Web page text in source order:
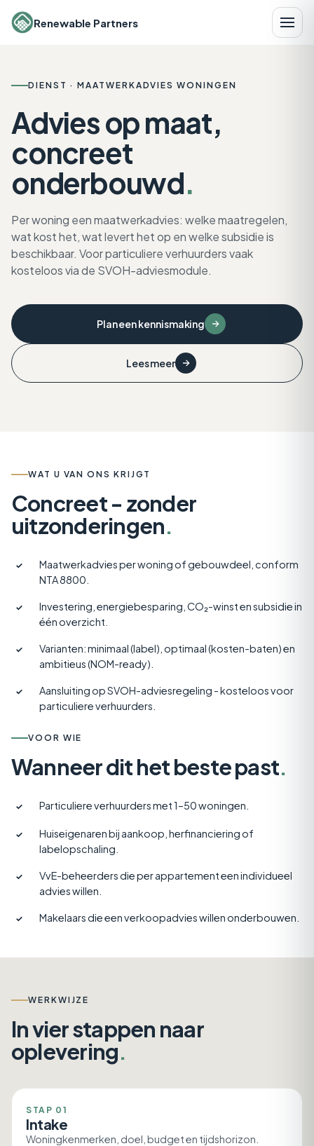
Renewable Partners
DIENST · MAATWERKADVIES WONINGEN
Advies op maat,
concreet
onderbouwd.
Per woning een maatwerkadvies: welke maatregelen,
wat kost het, wat levert het op en welke subsidie is
beschikbaar. Voor particuliere verhuurders vaak
kosteloos via de SVOH-adviesmodule.
Plan een kennismaking
Lees meer
SVOH-adviesmodule.
CO₂
WAT U VAN ONS KRIJGT
Concreet - zonder
uitzonderingen.
✓
Maatwerkadvies per woning of gebouwdeel, conform
NTA 8800.
✓
Investering, energiebesparing, CO₂-winst en subsidie in
één overzicht.
✓
Varianten: minimaal (label), optimaal (kosten-baten) en
ambitieus (NOM-ready).
✓
Aansluiting op SVOH-adviesregeling - kosteloos voor
particuliere verhuurders.
VOOR WIE
Wanneer dit het beste past.
✓ Particuliere verhuurders met 1–50 woningen.
✓
Huiseigenaren bij aankoop, herfinanciering of
labelopschaling.
✓
VvE-beheerders die per appartement een individueel
advies willen.
✓ Makelaars die een verkoopadvies willen onderbouwen.
WERKWIJZE
In vier stappen naar
oplevering.
STAP 01
Intake
Woningkenmerken, doel, budget en tijdshorizon.